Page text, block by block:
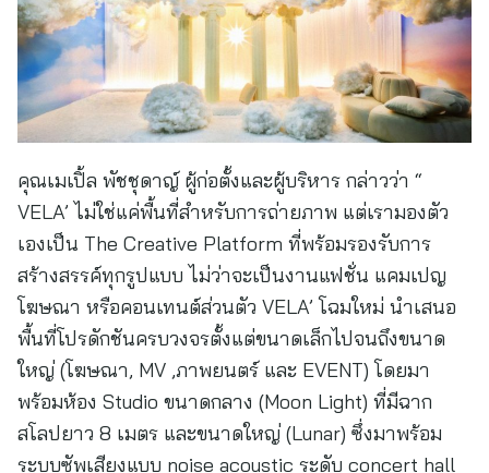
คุณเมเปิ้ล พัชชุดาญ์ ผู้ก่อตั้งและผู้บริหาร กล่าวว่า “
VELA’ ไม่ใช่แค่พื้นที่สำหรับการถ่ายภาพ แต่เรามองตัว
เองเป็น The Creative Platform ที่พร้อมรองรับการ
สร้างสรรค์ทุกรูปแบบ ไม่ว่าจะเป็นงานแฟชั่น แคมเปญ
โฆษณา หรือคอนเทนต์ส่วนตัว VELA’ โฉมใหม่ นำเสนอ
พื้นที่โปรดักชันครบวงจรตั้งแต่ขนาดเล็กไปจนถึงขนาด
ใหญ่ (โฆษณา, MV ,ภาพยนตร์ และ EVENT) โดยมา
พร้อมห้อง Studio ขนาดกลาง (Moon Light) ที่มีฉาก
สโลปยาว 8 เมตร และขนาดใหญ่ (Lunar) ซึ่งมาพร้อม
ระบบซัพเสียงแบบ noise acoustic ระดับ concert hall